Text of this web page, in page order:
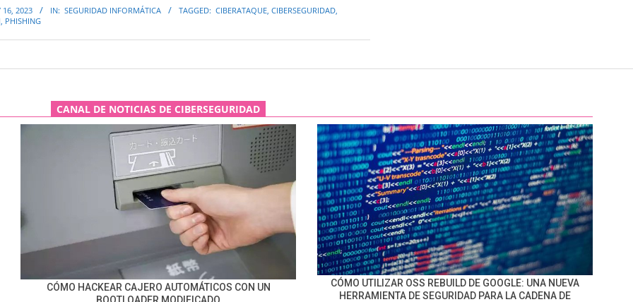
16, 2023 IN: SEGURIDAD INFORMÁTICA TAGGED: CIBERATAQUE CIBERSEGURIDAD
PHISHING
CANAL DE NOTICIAS DE CIBERSEGURIDAD
CÓMO HACKEAR CAJERO AUTOMÁTICOS CON UN
CÓMO UTILIZAR OSS REBUILD DE GOOGLE: UNA NUEVA
HERRAMIENTA DE SEGURIDAD PARA LA CADENA DE